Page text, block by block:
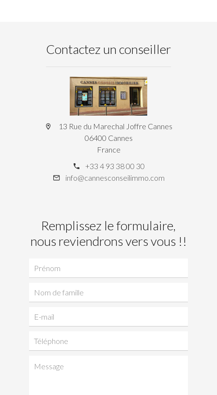
Contactez un conseiller
13 Rue du Marechal Joffre Cannes
06400 Cannes
France
+33 4 93 38 00 30
info@cannesconseilimmo.com
Remplissez le formulaire,
nous reviendrons vers vous !!